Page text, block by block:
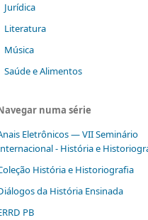
Jurídica
Literatura
Música
Saúde e Alimentos
numa série
Eletrônicos — VII Seminário
- História e
História e Historiografia
da História Ensinada
PB